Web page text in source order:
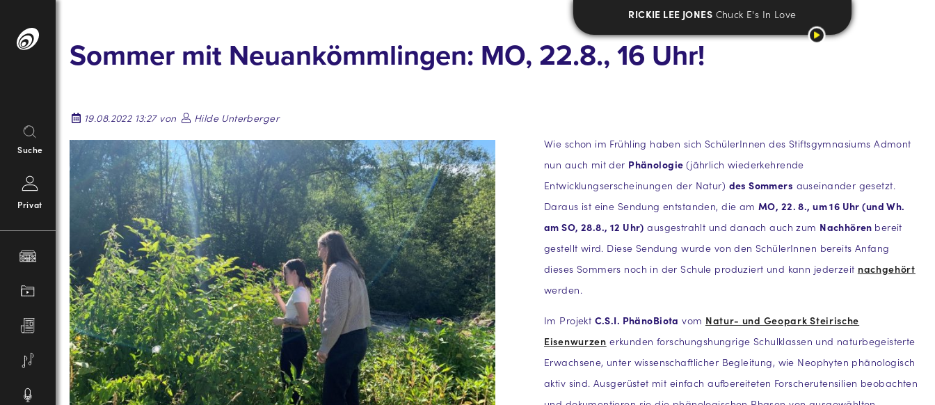
Inhalt
Suche
Privat
RICKIE LEE JONES Chuck E's In Love
Sommer mit Neuankömmlingen: MO, 22.8., 16 Uhr!
19.08.2022 13:27 von
Hilde Unterberger
Wie schon im Frühling haben sich SchülerInnen des Stiftsgymnasiums Admont
nun auch mit der Phänologie (jährlich wiederkehrende
Entwicklungserscheinungen der Natur) des Sommers auseinander gesetzt.
Daraus ist eine Sendung entstanden, die amMO, 22. 8., um 16 Uhr (und Wh.
am SO, 28.8., 12 Uhr) ausgestrahlt und danach auch zum Nachhören bereit
gestellt wird. Diese Sendung wurde von den SchülerInnen bereits Anfang
dieses Sommers noch in der Schule produziert und kann jederzeit nachgehört
werden.
Im Projekt C.S.I. PhänoBiota vom Natur- und Geopark Steirische
Eisenwurzen erkunden forschungshungrige Schulklassen und naturbegeisterte
Erwachsene, unter wissenschaftlicher Begleitung, wie Neophyten phänologisch
aktiv sind. Ausgerüstet mit einfach aufbereiteten Forscherutensilien beobachten